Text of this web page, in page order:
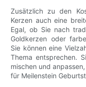
Zusätzlich zu den
Kerzen auch eine
Egal, ob Sie nach
Goldkerzen oder
Sie können eine
Thema entsprechen.
mischen und
für Meilenstein